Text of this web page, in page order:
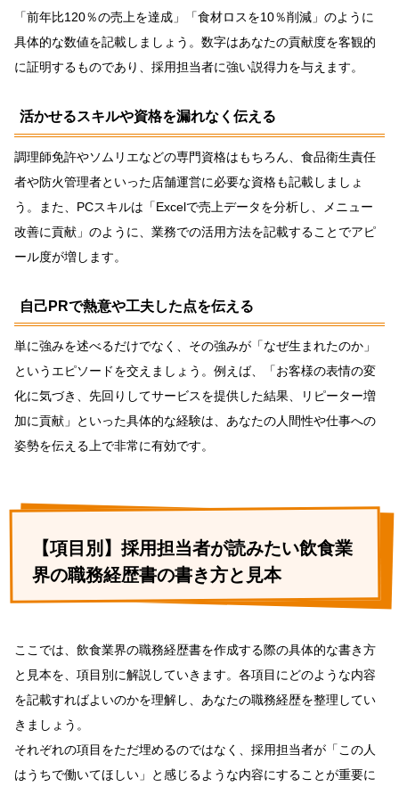
「前年比120％の売上を達成」「食材ロスを10％削減」のように
具体的な数値を記載しましょう。数字はあなたの貢献度を客観的
に証明するものであり、採用担当者に強い説得力を与えます。
活かせるスキルや資格を漏れなく伝える
調理師免許やソムリエなどの専門資格はもちろん、食品衛生責任
者や防火管理者といった店舗運営に必要な資格も記載しましょ
う。また、PCスキルは「Excelで売上データを分析し、メニュー
改善に貢献」のように、業務での活用方法を記載することでアピ
ール度が増します。
自己PRで熱意や工夫した点を伝える
単に強みを述べるだけでなく、その強みが「なぜ生まれたのか」
というエピソードを交えましょう。例えば、「お客様の表情の変
化に気づき、先回りしてサービスを提供した結果、リピーター増
加に貢献」といった具体的な経験は、あなたの人間性や仕事への
姿勢を伝える上で非常に有効です。
【項目別】採用担当者が読みたい飲食業
界の職務経歴書の書き方と見本
ここでは、飲食業界の職務経歴書を作成する際の具体的な書き方
と見本を、項目別に解説していきます。各項目にどのような内容
を記載すればよいのかを理解し、あなたの職務経歴を整理してい
きましょう。
それぞれの項目をただ埋めるのではなく、採用担当者が「この人
はうちで働いてほしい」と感じるような内容にすることが重要に